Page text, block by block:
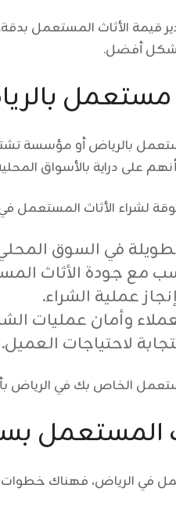
قيمة الأثاث المستعمل
بشكل أفضل.
مستعمل
بالرياضأو مؤسسة
على دراية بالأسواق
لشراء الأثاث المستعمل
في السوق
مع جودة الأثاث
عملية الشراء.
وأمان عمليات
لاحتياجات العميل.
الخاص بك في الرياض
المستعمل
في الرياض، فهناك خطوات